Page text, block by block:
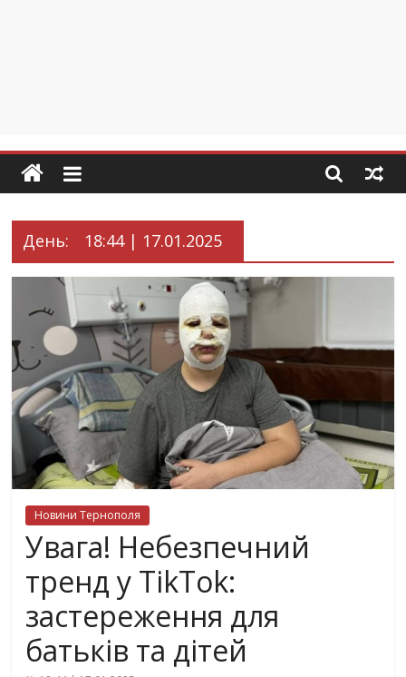
День: 18:44 | 17.01.2025
Новини Тернополя
Увага! Небезпечний
тренд у TikTok:
застереження для
батьків та дітей